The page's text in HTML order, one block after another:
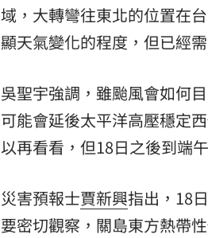
域，大轉彎往東北的位置在
顯天氣變化的程度，但已經
吳聖宇強調，雖颱風會如何
可能會延後太平洋高壓穩定
以再看看，但18日之後到端
災害預報士賈新興指出，18
要密切觀察，關島東方熱帶